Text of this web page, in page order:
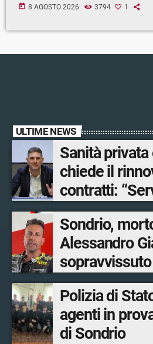
today 8 AGOSTO 2026 3794 1
ULTIME NEWS
Sanità privata
chiede il
contratti:
salari
Sondrio,
Alessandro
ustioni
Polizia di
agenti in
di Sondrio